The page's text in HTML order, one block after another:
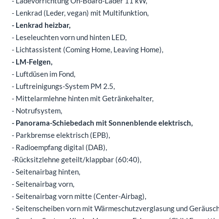
- Lenkrad (Leder, vegan) mit Multifunktion,
- Lenkrad heizbar,
- Leseleuchten vorn und hinten LED,
- Lichtassistent (Coming Home, Leaving Home),
- LM-Felgen,
- Luftdüsen im Fond,
- Luftreinigungs-System PM 2.5,
- Mittelarmlehne hinten mit Getränkehalter,
- Notrufsystem,
- Panorama-Schiebedach mit Sonnenblende elektrisch,
- Parkbremse elektrisch (EPB),
- Radioempfang digital (DAB),
-Rücksitzlehne geteilt/klappbar (60:40),
- Seitenairbag hinten,
- Seitenairbag vorn,
- Seitenairbag vorn mitte (Center-Airbag),
- Seitenscheiben vorn mit Wärmeschutzverglasung und